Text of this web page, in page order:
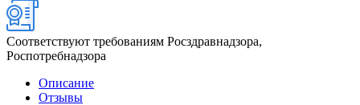
Соответствуют требованиям Росздравнадзора,
Роспотребнадзора
Описание
Отзывы